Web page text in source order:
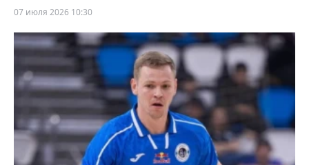
07 июля 2026 10:30